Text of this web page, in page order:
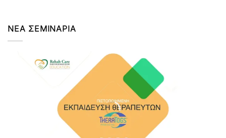
ΝΕΑ ΣΕΜΙΝΑΡΙΑ